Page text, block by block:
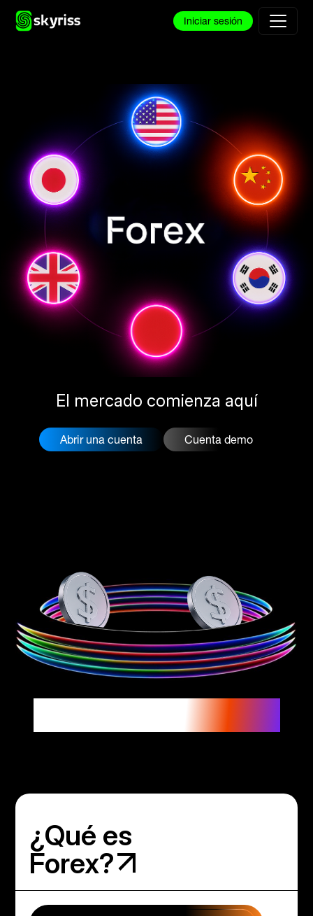
Iniciar sesión
El mercado comienza aquí
Abrir una cuenta Cuenta demo
¿Qué es
Forex?